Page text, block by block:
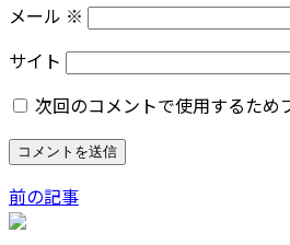
メール ※
サイト
次回のコメントで使用するため
前の記事